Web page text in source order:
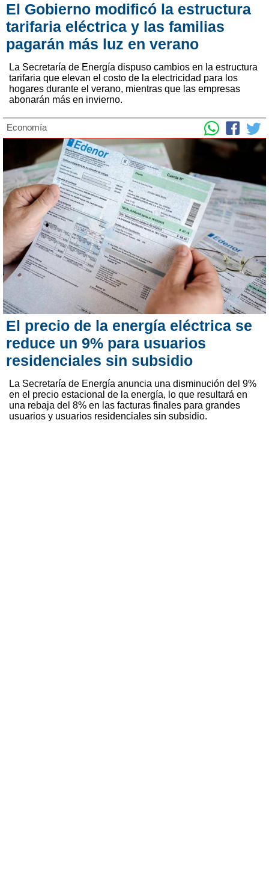
El Gobierno modificó la estructura
tarifaria eléctrica y las familias
pagarán más luz en verano
La Secretaría de Energía dispuso cambios en la estructura
tarifaria que elevan el costo de la electricidad para los
hogares durante el verano, mientras que las empresas
abonarán más en invierno.
Economía
El precio de la energía eléctrica se
reduce un 9% para usuarios
residenciales sin subsidio
La Secretaría de Energía anuncia una disminución del 9%
en el precio estacional de la energía, lo que resultará en
una rebaja del 8% en las facturas finales para grandes
usuarios y usuarios residenciales sin subsidio.